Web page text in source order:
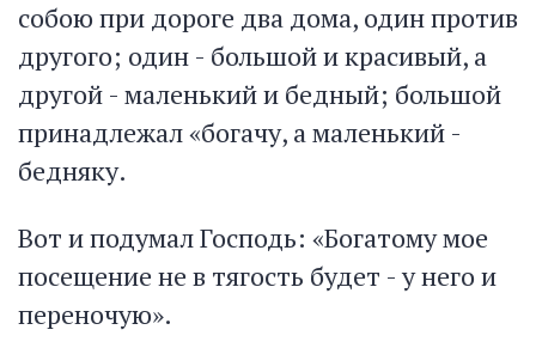
собою при дороге два дома, один против
другого; один - большой и красивый, а
другой - маленький и бедный; большой
принадлежал «богачу, а маленький -
бедняку.
Вот и подумал Господь: «Богатому мое
посещение не в тягость будет - у него и
переночую».